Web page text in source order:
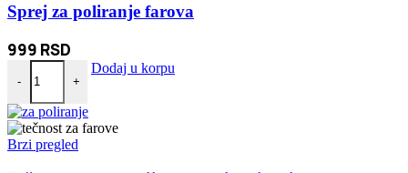
Sprej za poliranje farova
999 RSD
-
Sprej za poliranje farova količina
+
Dodaj u korpu
Brzi pregled